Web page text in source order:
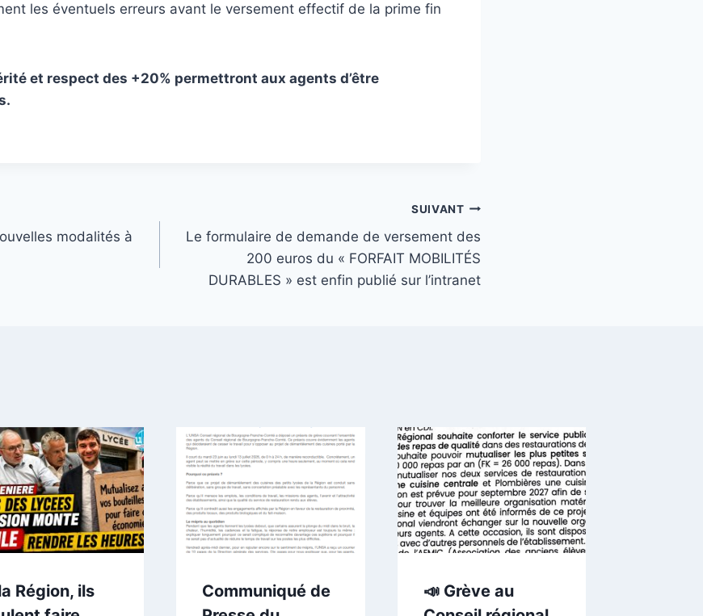
les éventuels erreurs avant le versement effectif de la prime fin
et respect des +20% permettront aux agents d’être
modalités à
SUIVANT
Le formulaire de demande de versement des
200 euros du « FORFAIT MOBILITÉS
DURABLES » est enfin publié sur l’intranet
Région, ils
Communiqué de
📣 Grève au